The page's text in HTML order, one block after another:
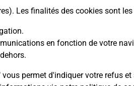
Les finalités des cookies sont
en fonction de votre
permet d'indiquer votre refus